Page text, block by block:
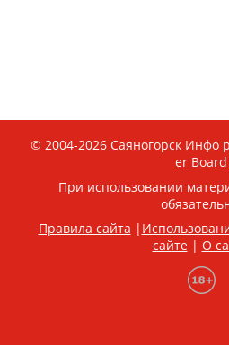
© 2004-2026 Саяногорск Инфо
er Board
При использовании
Правила сайта |
сайте| О